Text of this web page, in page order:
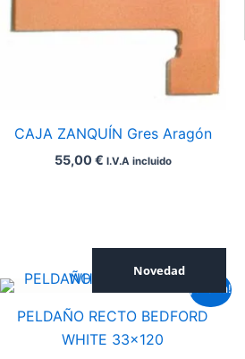
CAJA ZANQUÍN Gres Aragón
55,00€ I.V.A incluido
¡Oferta!
Novedad
PELDAÑO RECTO BEDFORD
WHITE 33×120
El
original
era:
90,00 €.
actual
es:
52,00 €.